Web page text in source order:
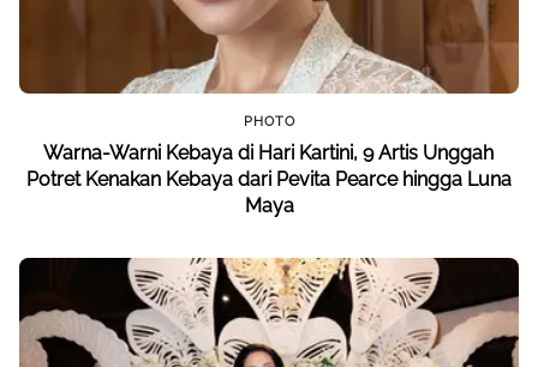
PHOTO
Warna-Warni Kebaya di Hari Kartini, 9 Artis Unggah
Potret Kenakan Kebaya dari Pevita Pearce hingga Luna
Maya